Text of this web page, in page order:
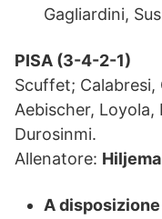
Gagliardini,
PISA (3-4-2-1)
Scuffet;
Aebischer, Loyola,
Durosinmi.
Allenatore:
A